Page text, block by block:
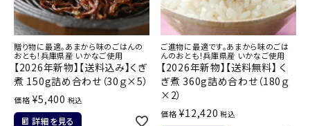
贈り物に最適。あまから味のごはんの
おとも！兵庫県産 いかなご使用
【2026年新物】【送料込み】くぎ
煮 150g詰め合わせ（30ｇ×5）
価格 ¥5,400 税込
詳細を見る
ご進物に最適です。あまから味のごは
んのおとも！兵庫県産 いかなご使用
【2026年新物】【送料無料】 く
ぎ煮 360g詰め合わせ（180ｇ
×2）
価格 ¥12,420 税込